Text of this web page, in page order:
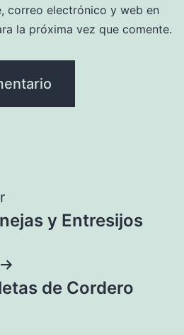
correo electrónico y web en
la próxima vez que comente.
y Entresijos
de Cordero